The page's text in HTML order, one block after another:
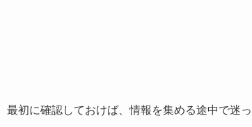
初に確認しておけば、情報を集める途中で迷っ